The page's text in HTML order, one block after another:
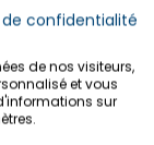
de CO2
de confidentialité
de nos visiteurs,
et vous
sur